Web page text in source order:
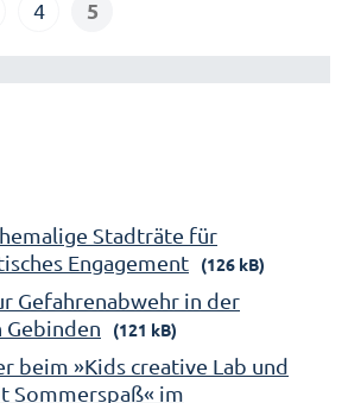
4 5
Stadträte für
Engagement
(126 kB)
Gefahrenabwehr in der
Gebinden
(121 kB)
beim »Kids creative Lab und
Sommerspaß« im